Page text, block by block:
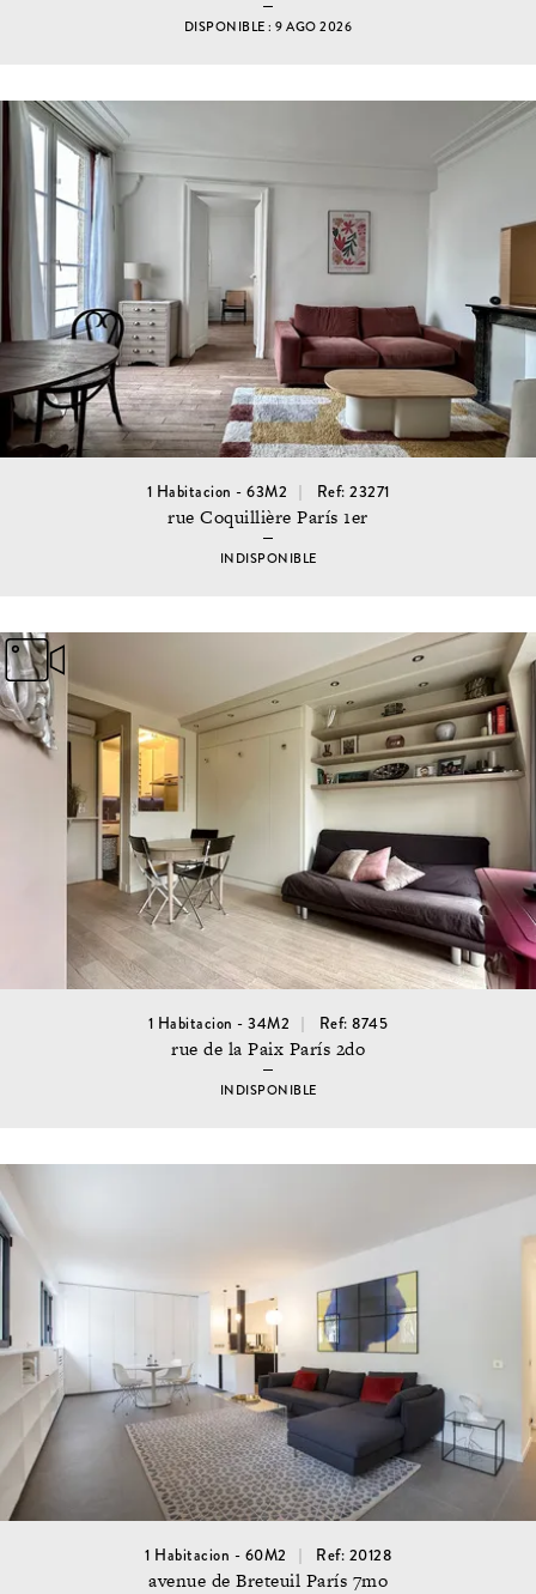
DISPONIBLE : 9 AGO 2026
1 Habitacion - 63M2 Ref: 23271
rue Coquillière París 1er
INDISPONIBLE
1 Habitacion - 34M2 Ref: 8745
rue de la Paix París 2do
INDISPONIBLE
1 Habitacion - 60M2 Ref: 20128
avenue de Breteuil París 7mo